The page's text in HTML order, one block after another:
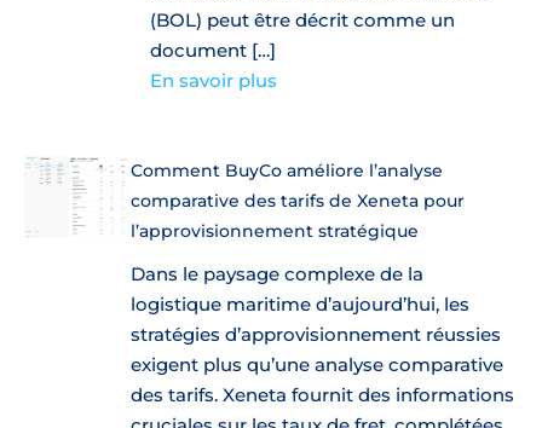
(BOL) peut être décrit comme un
document […]
En savoir plus
Comment BuyCo améliore l’analyse
comparative des tarifs de Xeneta pour
l’approvisionnement stratégique
Dans le paysage complexe de la
logistique maritime d’aujourd’hui, les
stratégies d’approvisionnement réussies
exigent plus qu’une analyse comparative
des tarifs. Xeneta fournit des informations